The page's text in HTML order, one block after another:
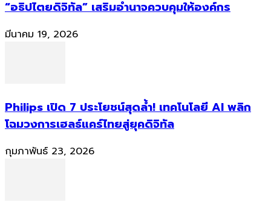
“อธิปไตยดิจิทัล” เสริมอำนาจควบคุมให้องค์กร
มีนาคม 19, 2026
Philips เปิด 7 ประโยชน์สุดล้ำ! เทคโนโลยี AI พลิก
โฉมวงการเฮลธ์แคร์ไทยสู่ยุคดิจิทัล
กุมภาพันธ์ 23, 2026